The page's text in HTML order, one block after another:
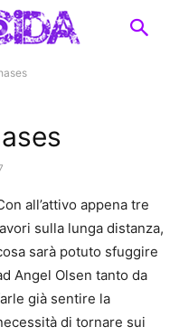
all’attivo appena tre
sulla lunga distanza,
sarà potuto sfuggire
Angel Olsen tanto da
già sentire la
di tornare sui